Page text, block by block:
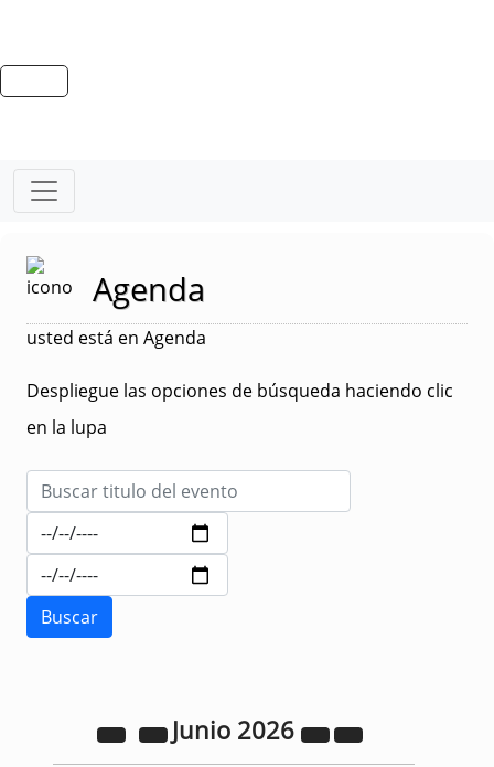
Agenda
usted está en Agenda
Despliegue las opciones de búsqueda haciendo clic
en la lupa
Junio 2026